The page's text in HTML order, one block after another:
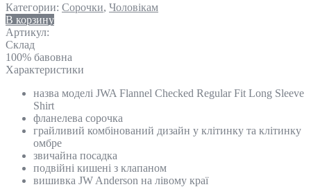
Категории: Сорочки, Чоловікам
В корзину
Артикул:
Склад
100% бавовна
Характеристики
назва моделі JWA Flannel Checked Regular Fit Long Sleeve
Shirt
фланелева сорочка
грайливий комбінований дизайн у клітинку та клітинку
омбре
звичайна посадка
подвійні кишені з клапаном
вишивка JW Anderson на лівому краї